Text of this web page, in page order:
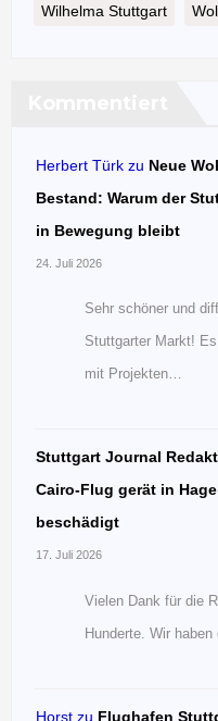
Wilhelma Stuttgart
Herbert Türk zu Neue
Bestand: Warum der
in Bewegung bleibt
24. Juli 2026
Sehr schöner und
Stuttgarter Markt!
mit Projekten…
Stuttgart Journal
Cairo-Flug gerät in
beschädigt
17. Juli 2026
Vielen Dank für die
Hunderte. Wir
Horst zu Flughafen